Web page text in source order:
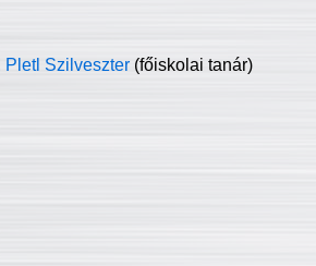
Pletl Szilveszter (főiskolai tanár)